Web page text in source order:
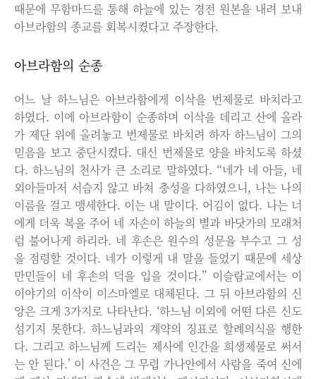
때문에 무함마드를 통해 하늘에 있는 경전 원본을 내려 보내
아브라함의 종교를 회복시켰다고 주장한다.
아브라함의 순종
어느 날 하느님은 아브라함에게 이삭을 번제물로 바치라고
하였다. 이에 아브라함이 순종하며 이삭을 데리고 산에 올라
가 제단 위에 올려놓고 번제물로 바치려 하자 하느님이 그의
믿음을 보고 중단시켰다. 대신 번제물로 양을 바치도록 하셨
다. 하느님의 천사가 큰 소리로 말하였다. “네가 네 아들, 네
외아들마저 서슴지 않고 바쳐 충성을 다하였으니, 나는 나의
이름을 걸고 맹세한다. 이는 내 말이다. 어김이 없다. 나는 너
에게 더욱 복을 주어 네 자손이 하늘의 별과 바닷가의 모래처
럼 불어나게 하리라. 네 후손은 원수의 성문을 부수고 그 성
을 점령할 것이다. 네가 이렇게 내 말을 들었기 때문에 세상
만민들이 네 후손의 덕을 입을 것이다.” 이슬람교에서는 이
이야기의 이삭이 이스마엘로 대체된다. 그 뒤 아브라함의 신
앙은 크게 3가지로 나타난다. ‘하느님 이외에 어떤 다른 신도
섬기지 못한다. 하느님과의 계약의 징표로 할례의식을 행한
다. 그리고 하느님께 드리는 제사에 인간을 희생제물로 써서
는 안 된다.’ 이 사건은 그 무렵 가나안에서 사람을 죽여 신에